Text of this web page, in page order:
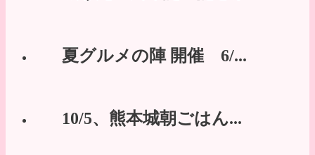
夏グルメの陣 開催 6/...
10/5、熊本城朝ごはん...